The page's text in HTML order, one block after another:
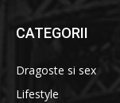
CATEGORII
Dragoste si sex
Lifestyle